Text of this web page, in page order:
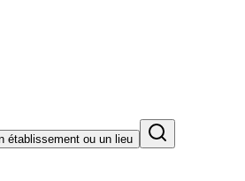
établissement ou un lieu